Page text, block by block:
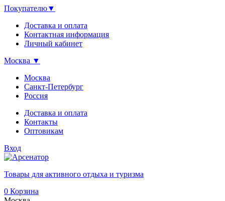
Покупателю▼
Доставка и оплата
Контактная информация
Личный кабинет
Москва ▼
Москва
Санкт-Петербург
Россия
Доставка и оплата
Контакты
Оптовикам
Вход
Товары для активного отдыха и туризма
0 Корзина